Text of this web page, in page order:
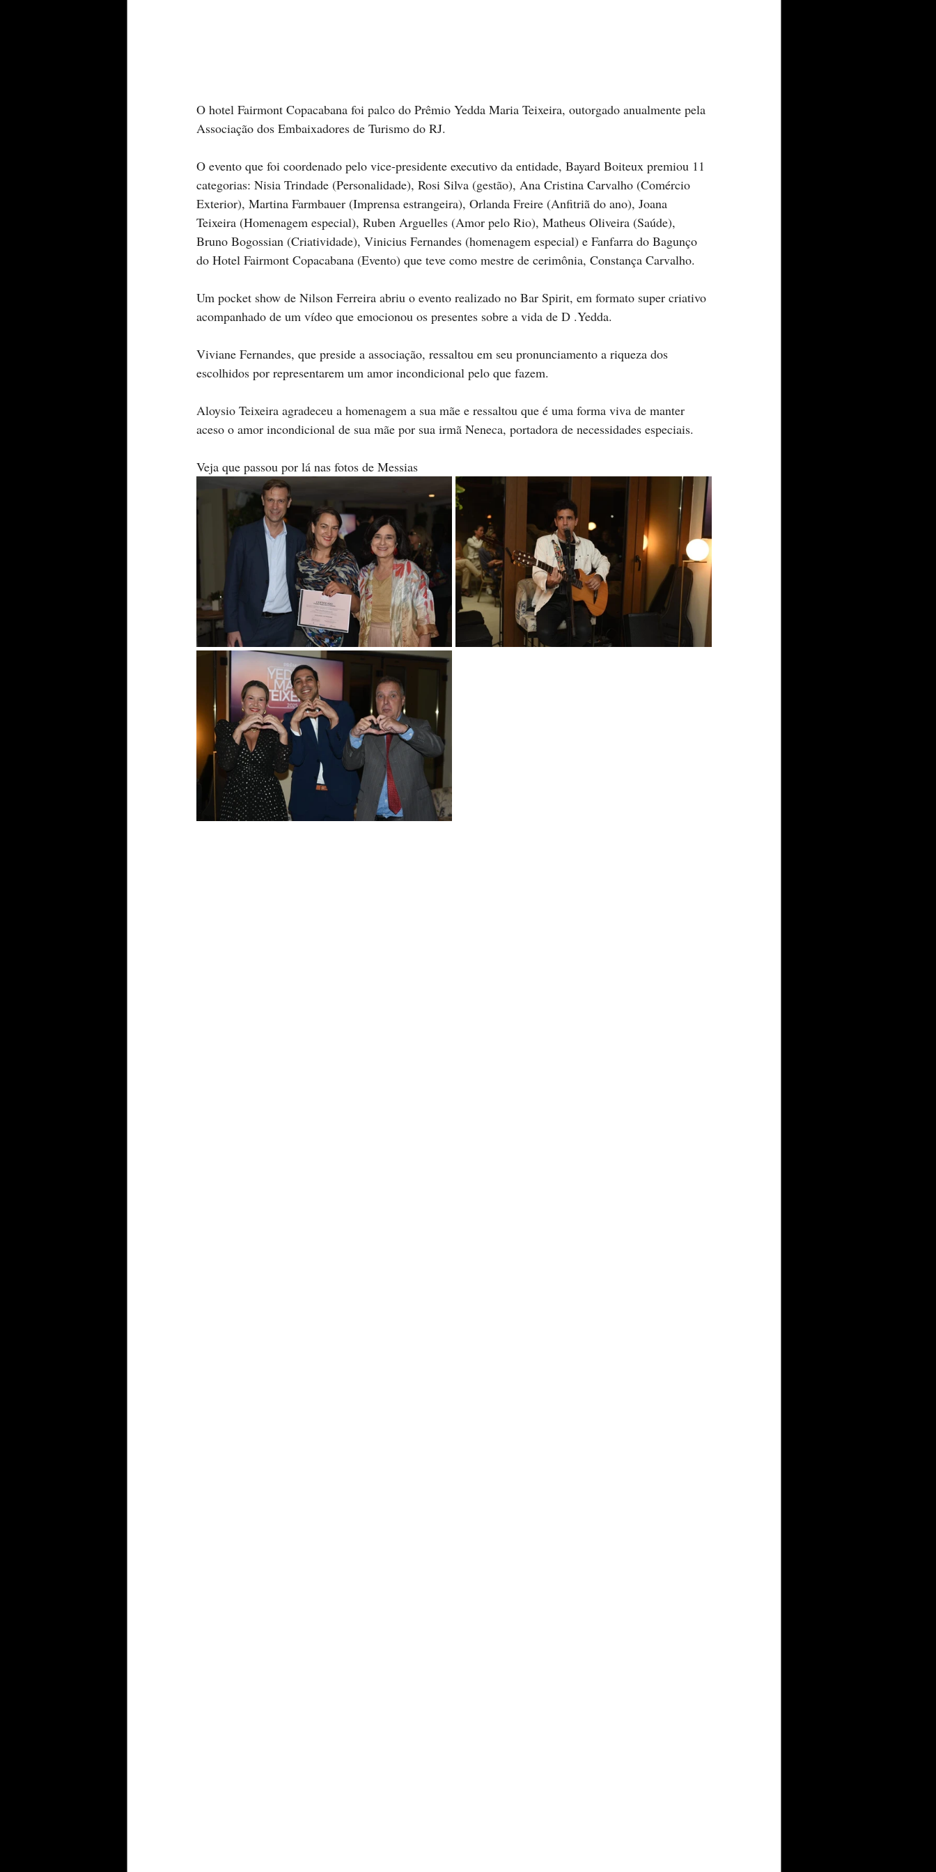
O hotel Fairmont Copacabana foi palco do Prêmio Yedda Maria Teixeira, outorgado anualmente pela
Associação dos Embaixadores de Turismo do RJ.
O evento que foi coordenado pelo vice-presidente executivo da entidade, Bayard Boiteux premiou 11
categorias: Nisia Trindade (Personalidade), Rosi Silva (gestão), Ana Cristina Carvalho (Comércio
Exterior), Martina Farmbauer (Imprensa estrangeira), Orlanda Freire (Anfitriã do ano), Joana
Teixeira (Homenagem especial), Ruben Arguelles (Amor pelo Rio), Matheus Oliveira (Saúde),
Bruno Bogossian (Criatividade), Vinicius Fernandes (homenagem especial) e Fanfarra do Bagunço
do Hotel Fairmont Copacabana (Evento) que teve como mestre de cerimônia, Constança Carvalho.
Um pocket show de Nilson Ferreira abriu o evento realizado no Bar Spirit, em formato super criativo
acompanhado de um vídeo que emocionou os presentes sobre a vida de D .Yedda.
Viviane Fernandes, que preside a associação, ressaltou em seu pronunciamento a riqueza dos
escolhidos por representarem um amor incondicional pelo que fazem.
Aloysio Teixeira agradeceu a homenagem a sua mãe e ressaltou que é uma forma viva de manter
aceso o amor incondicional de sua mãe por sua irmã Neneca, portadora de necessidades especiais.
Veja que passou por lá nas fotos de Messias